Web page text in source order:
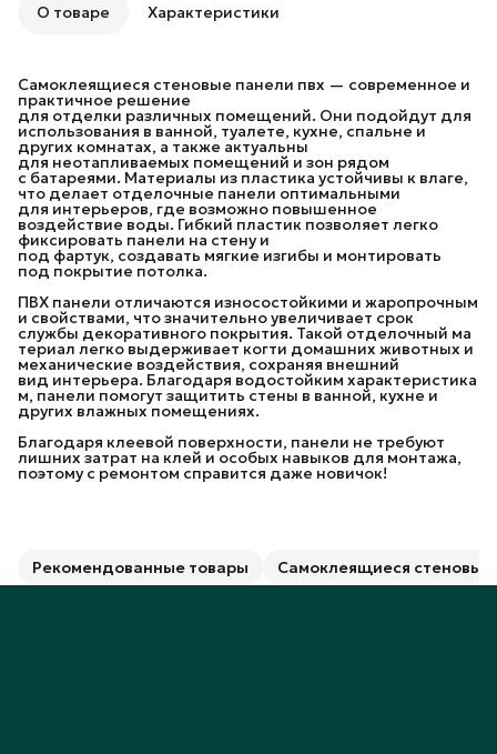
О товаре Характеристики
Самоклеящиеся стеновые панели пвх — современное и
практичное решение
для отделки различных помещений. Они подойдут для
использования в ванной, туалете, кухне, спальне и
других комнатах, а также актуальны
для неотапливаемых помещений и зон рядом
с батареями. Материалы из пластика устойчивы к влаге,
что делает отделочные панели оптимальными
для интерьеров, где возможно повышенное
воздействие воды. Гибкий пластик позволяет легко
фиксировать панели на стену и
под фартук, создавать мягкие изгибы и монтировать
под покрытие потолка.
ПВХ панели отличаются износостойкими и жаропрочным
и свойствами, что значительно увеличивает срок
службы декоративного покрытия. Такой отделочный ма
териал легко выдерживает когти домашних животных и
механические воздействия, сохраняя внешний
вид интерьера. Благодаря водостойким характеристика
м, панели помогут защитить стены в ванной, кухне и
других влажных помещениях.
Благодаря клеевой поверхности, панели не требуют
лишних затрат на клей и особых навыков для монтажа,
поэтому с ремонтом справится даже новичок!
Рекомендованные товары Самоклеящиеся стеновые